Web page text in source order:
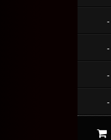
-
-
-